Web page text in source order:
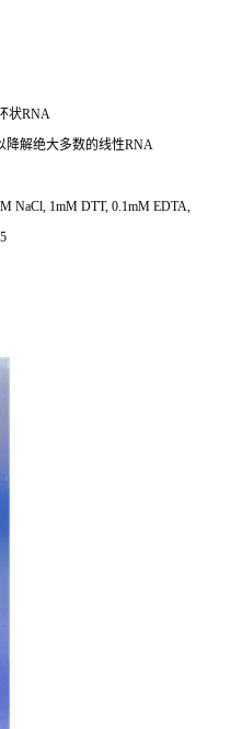
状RNA
降解绝大多数的线性RNA
NaCl, 1mM DTT, 0.1mM EDTA,